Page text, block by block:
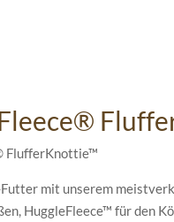
FlufferKnottie™
mit unserem
HuggleFleece™ für den